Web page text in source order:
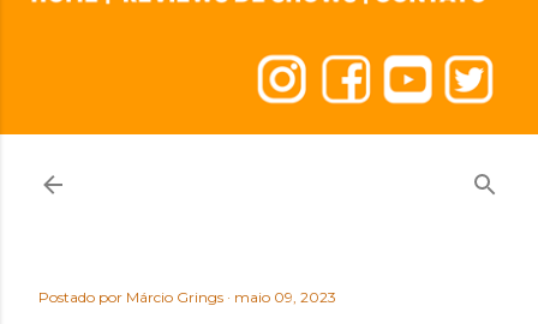
Postado por Márcio Grings maio 09, 2023